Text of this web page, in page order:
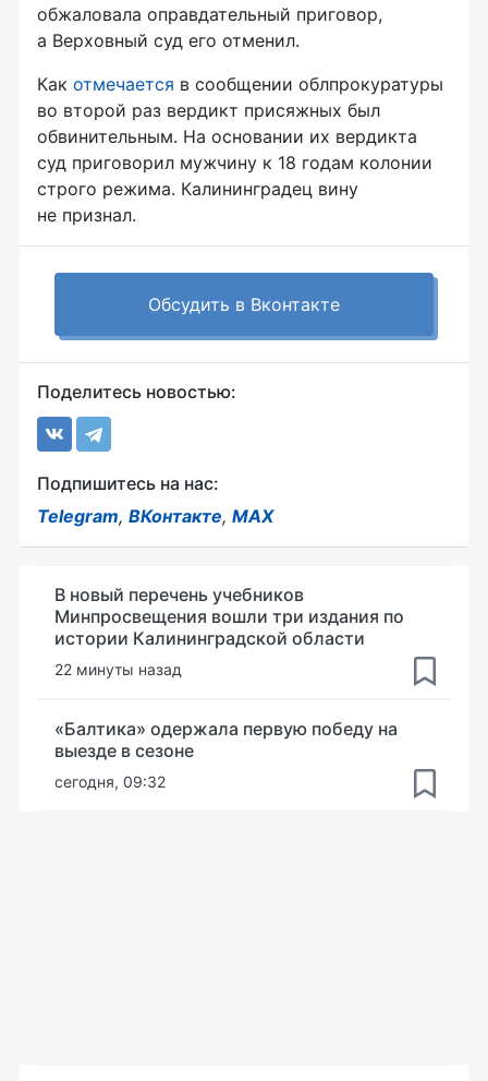
обжаловала оправдательный приговор,
а Верховный суд его отменил.
Как отмечается в сообщении облпрокуратуры
во второй раз вердикт присяжных был
обвинительным. На основании их вердикта
суд приговорил мужчину к 18 годам колонии
строго режима. Калининградец вину
не признал.
Обсудить в Вконтакте
Поделитесь новостью:
Подпишитесь на нас:
Telegram, ВКонтакте, MAX
В новый перечень учебников
Минпросвещения вошли три издания по
истории Калининградской области
22 минуты назад
«Балтика» одержала первую победу на
выезде в сезоне
сегодня, 09:32